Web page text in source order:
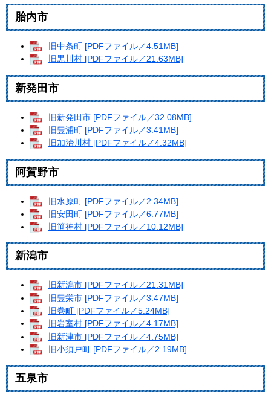
胎内市
旧中条町 [PDFファイル／4.51MB]
旧黒川村 [PDFファイル／21.63MB]
新発田市
旧新発田市 [PDFファイル／32.08MB]
旧豊浦町 [PDFファイル／3.41MB]
旧加治川村 [PDFファイル／4.32MB]
阿賀野市
旧水原町 [PDFファイル／2.34MB]
旧安田町 [PDFファイル／6.77MB]
旧笹神村 [PDFファイル／10.12MB]
新潟市
旧新潟市 [PDFファイル／21.31MB]
旧豊栄市 [PDFファイル／3.47MB]
旧巻町 [PDFファイル／5.24MB]
旧岩室村 [PDFファイル／4.17MB]
旧新津市 [PDFファイル／4.75MB]
旧小須戸町 [PDFファイル／2.19MB]
五泉市